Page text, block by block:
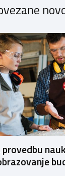
provedbu